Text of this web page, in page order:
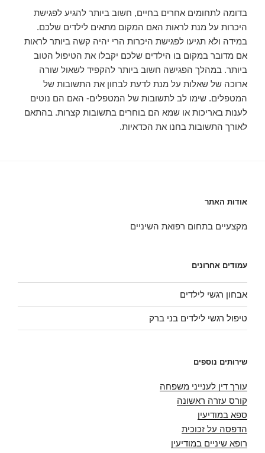
בדומה לתחומים אחרים בחיים, חשוב ביותר להגיע לפגישת
היכרות על מנת לראות האם המקום מתאים לילדים שלכם.
במידה ולא תגיעו לפגישת היכרות הרי יהיה קשה ביותר לראות
אם מדובר במקום בו הילדים שלכם יקבלו את הטיפול הטוב
ביותר. במהלך הפגישה חשוב ביותר להקפיד לשאול שורה
ארוכה של שאלות על מנת לדעת לבחון את התשובות של
המטפלים. שימו לב לתשובות של המטפלים- האם הם נוטים
לענות באריכות או שמא הם בוחרים בתשובות קצרות. בהתאם
לאורך התשובות בחנו את הכדאיות.
אודות האתר
מקצעיים בתחום רפואת השיניים
עמודים אחרונים
אבחון רגשי לילדים
טיפול רגשי לילדים בני ברק
שירותים נוספים
עורך דין לענייני משפחה
קורס עזרה ראשונה
ספא במודיעין
הדפסה על זכוכית
רופא שיניים במודיעין